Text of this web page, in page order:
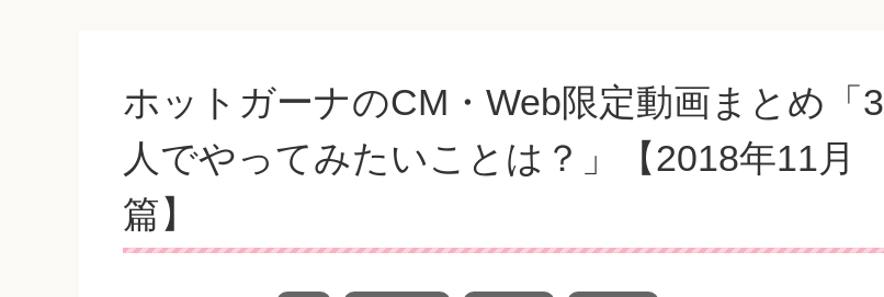
ホットガーナのCM・Web限定動画まとめ「3
人でやってみたいことは？」【2018年11月
篇】